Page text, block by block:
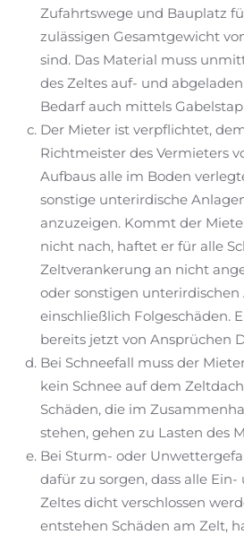
Zufahrtswege und Bauplatz
zulässigen Gesamtgewicht
sind. Das Material muss
des Zeltes auf- und
Bedarf auch mittels
Der Mieter ist verpflichtet,
Richtmeister des Vermieters
Aufbaus alle im Boden
sonstige unterirdische
anzuzeigen. Kommt der
nicht nach, haftet er für alle
Zeltverankerung an nicht
oder sonstigen
einschließlich Folgeschäden.
bereits jetzt von Ansprüchen
Bei Schneefall muss der
kein Schnee auf dem
Schäden, die im
stehen, gehen zu Lasten des
Bei Sturm- oder
dafür zu sorgen, dass alle
Zeltes dicht verschlossen
entstehen Schäden am Zelt,